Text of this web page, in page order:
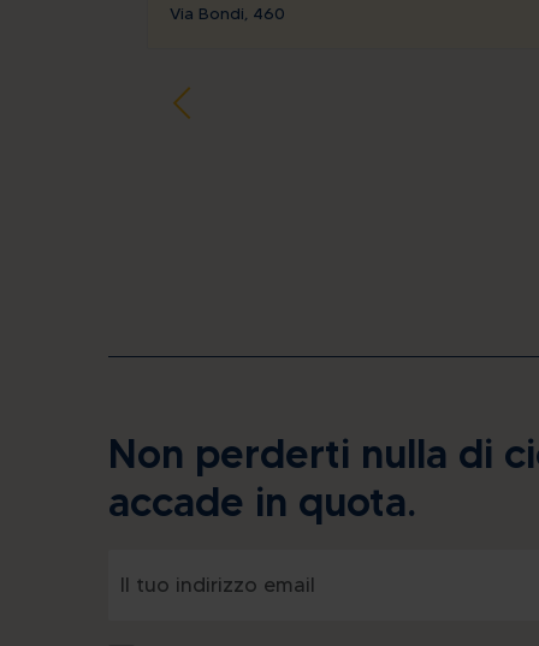
Via Bondi, 460
Non perderti nulla di
accade in quota.